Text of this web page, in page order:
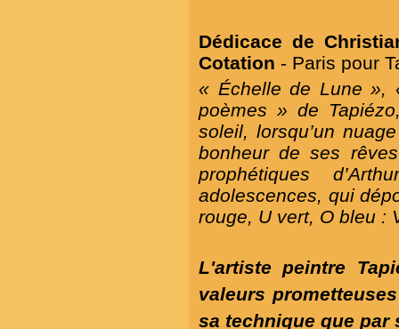
Dédicace de
Cotation - Paris pour
« Échelle de Lune
poèmes » de
soleil, lorsqu’un
bonheur de ses
prophétiques
adolescences, qui
rouge, U vert, O bleu :
L'artiste peintre
valeurs
sa technique que par